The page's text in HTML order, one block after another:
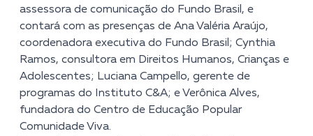
assessora de comunicação do Fundo Brasil, e
contará com as presenças de Ana Valéria Araújo,
coordenadora executiva do Fundo Brasil; Cynthia
Ramos, consultora em Direitos Humanos, Crianças e
Adolescentes; Luciana Campello, gerente de
programas do Instituto C&A; e Verônica Alves,
fundadora do Centro de Educação Popular
Comunidade Viva.